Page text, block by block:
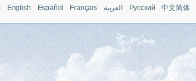
English Español Français العربية Pусский 中文简体